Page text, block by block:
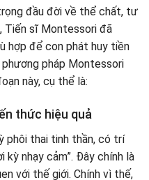
đầu đời về thể chất, tư
Tiến sĩ Montessori đã
hợp để con phát huy tiền
pháp Montessori
này, cụ thể là:
thức hiệu quả
phôi thai tinh thần, có trí
kỳ nhạy cảm”. Đây chính là
với thế giới. Chính vì thế,